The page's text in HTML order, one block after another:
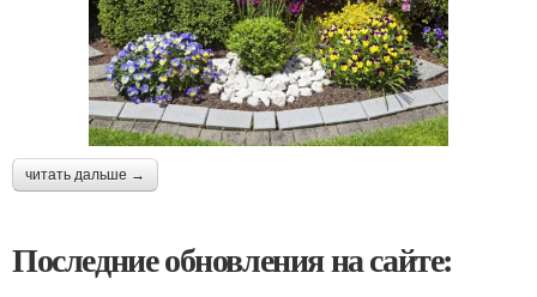
читать дальше →
Последние обновления на сайте: